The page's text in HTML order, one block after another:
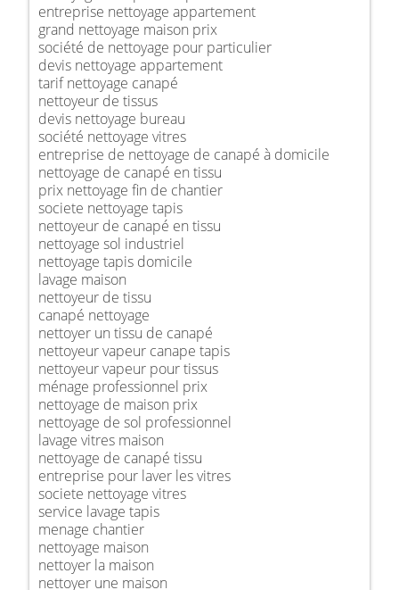
entreprise nettoyage appartement
grand nettoyage maison prix
société de nettoyage pour particulier
devis nettoyage appartement
tarif nettoyage canapé
nettoyeur de tissus
devis nettoyage bureau
société nettoyage vitres
entreprise de nettoyage de canapé à domicile
nettoyage de canapé en tissu
prix nettoyage fin de chantier
societe nettoyage tapis
nettoyeur de canapé en tissu
nettoyage sol industriel
nettoyage tapis domicile
lavage maison
nettoyeur de tissu
canapé nettoyage
nettoyer un tissu de canapé
nettoyeur vapeur canape tapis
nettoyeur vapeur pour tissus
ménage professionnel prix
nettoyage de maison prix
nettoyage de sol professionnel
lavage vitres maison
nettoyage de canapé tissu
entreprise pour laver les vitres
societe nettoyage vitres
service lavage tapis
menage chantier
nettoyage maison
nettoyer la maison
nettoyer une maison